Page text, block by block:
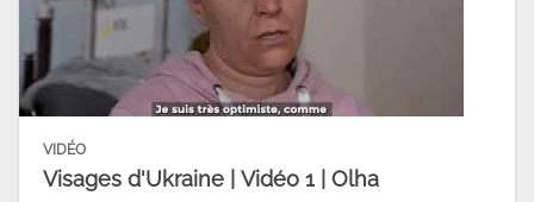
VIDÉO
Visages d'Ukraine | Vidéo 1 | Olha